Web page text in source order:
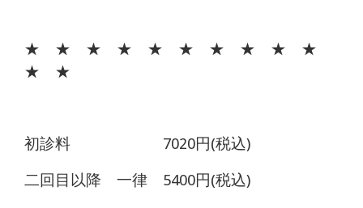
★ ★ ★ ★ ★ ★ ★ ★ ★ ★
★ ★
初診料 7020円(税込)
二回目以降 一律 5400円(税込)